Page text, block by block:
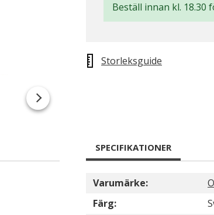
Beställ innan kl. 18.30
Storleksguide
SPECIFIKATIONER
Varumärke:
Färg: